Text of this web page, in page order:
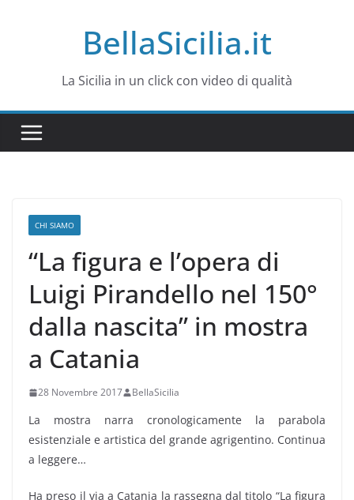
BellaSicilia.it
La Sicilia in un click con video di qualità
CHI SIAMO
“La figura e l’opera di
Luigi Pirandello nel 150°
dalla nascita” in mostra
a Catania
28 Novembre 2017 BellaSicilia
La mostra narra cronologicamente la parabola
esistenziale e artistica del grande agrigentino. Continua
a leggere…
Ha preso il via a Catania la rassegna dal titolo “La figura